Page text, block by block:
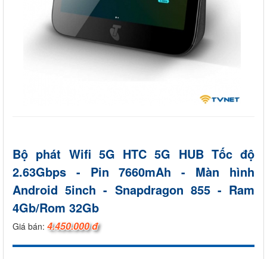
Bộ phát Wifi 5G HTC 5G HUB Tốc độ
2.63Gbps - Pin 7660mAh - Màn hình
Android 5inch - Snapdragon 855 - Ram
4Gb/Rom 32Gb
Giá bán: 4.450.000 đ